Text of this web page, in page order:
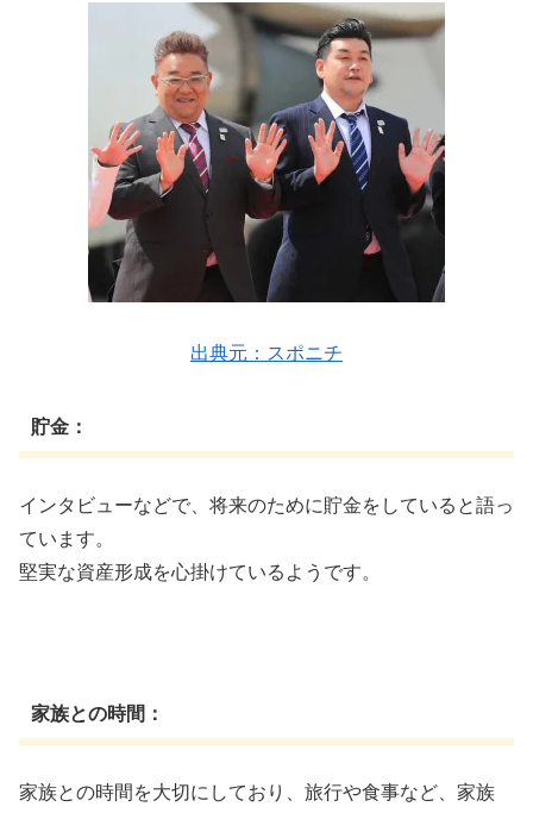
出典元：スポニチ
貯金：
インタビューなどで、将来のために貯金をしていると語っ
ています。
堅実な資産形成を心掛けているようです。
家族との時間：
家族との時間を大切にしており、旅行や食事など、家族